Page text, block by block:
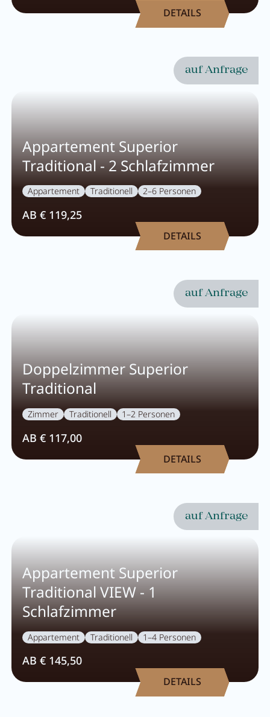
DETAILS
Appartement Superior
Traditional - 2 Schlafzimmer
auf Anfrage
Appartement Traditionell 2–6 Personen
AB € 119,25
DETAILS
Doppelzimmer Superior
Traditional
auf Anfrage
Zimmer Traditionell 1–2 Personen
AB € 117,00
DETAILS
Appartement Superior
Traditional VIEW - 1
Schlafzimmer
auf Anfrage
Appartement Traditionell 1–4 Personen
AB € 145,50
DETAILS